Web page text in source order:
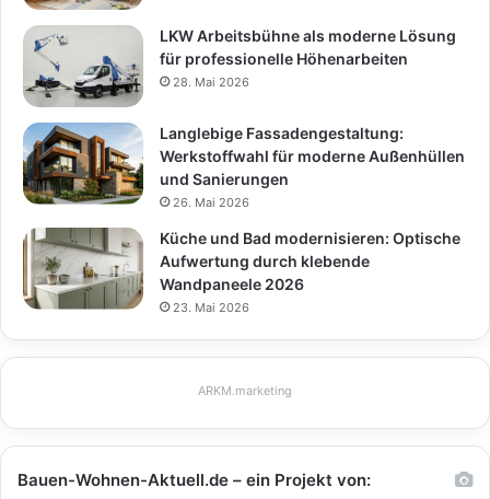
LKW Arbeitsbühne als moderne Lösung
für professionelle Höhenarbeiten
28. Mai 2026
Langlebige Fassadengestaltung:
Werkstoffwahl für moderne Außenhüllen
und Sanierungen
26. Mai 2026
Küche und Bad modernisieren: Optische
Aufwertung durch klebende
Wandpaneele 2026
23. Mai 2026
ARKM.marketing
Bauen-Wohnen-Aktuell.de – ein Projekt von: